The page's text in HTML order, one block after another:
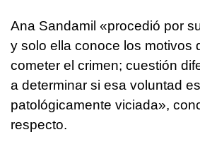
Ana Sandamil «procedió por
y solo ella conoce los motivos
cometer el crimen; cuestión
a determinar si esa voluntad
patológicamente viciada»,
respecto.